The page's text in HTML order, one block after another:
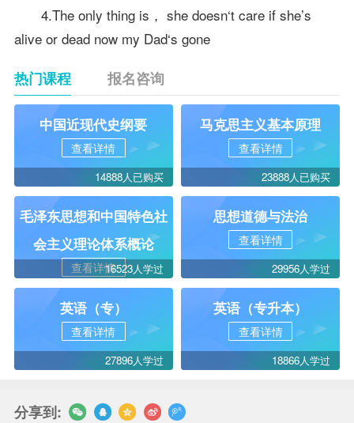
4.The only thing is， she doesn‘t care if she’s
alive or dead now my Dad‘s gone
热门课程 报名咨询
中国近现代史纲要
查看详情
14888人已购买
马克思主义基本原理
查看详情
23888人已购买
毛泽东思想和中国特色社
会主义理论体系概论
查看详情16523人学过
思想道德与法治
查看详情
29956人学过
英语（专）
查看详情
27896人学过
英语（专升本）
查看详情
18866人学过
分享到: